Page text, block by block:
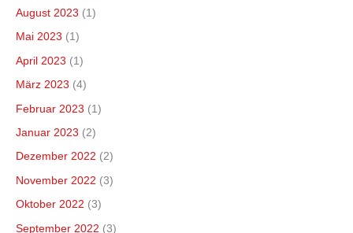
August 2023 (1)
Mai 2023 (1)
April 2023 (1)
März 2023 (4)
Februar 2023 (1)
Januar 2023 (2)
Dezember 2022 (2)
November 2022 (3)
Oktober 2022 (3)
September 2022 (3)